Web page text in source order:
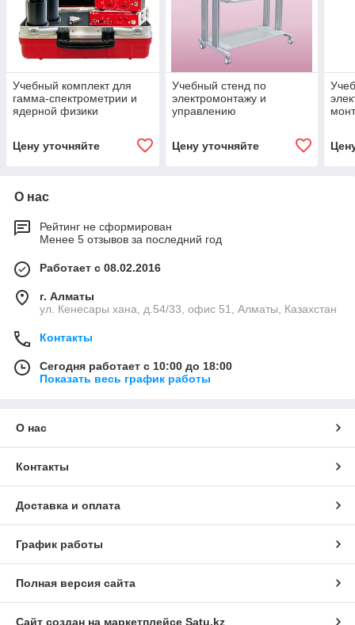
Учебный комплект для
гамма-спектрометрии и
ядерной физики
Цену уточняйте
Учебный стенд по
электромонтажу и
управлению
Цену уточняйте
О нас
Рейтинг не сформирован
Менее 5 отзывов за последний год
Работает с 08.02.2016
г. Алматы
ул. Кенесары хана, д.54/33, офис 51, Алматы, Казахстан
Контакты
Сегодня работает с 10:00 до 18:00
Показать весь график работы
О нас
Контакты
Доставка и оплата
График работы
Полная версия сайта
Сайт создан на маркетплейсе Satu.kz